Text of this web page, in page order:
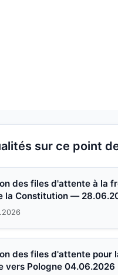
sur ce point
des files d'attente à la
la Constitution —
des files d'attente pour
vers Pologne 04.06.2026